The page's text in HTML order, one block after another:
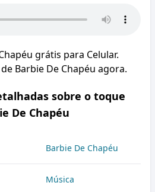
grátis para Celular.
Barbie De Chapéu agora.
sobre o toque
De Chapéu
Barbie De Chapéu
Música